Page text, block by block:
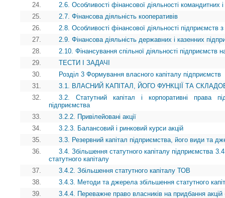
24.
2.6. Особливості фінансової діяльності командитних
25.
2.7. Фінансова діяльність кооперативів
26.
2.8. Особливості фінансової діяльності підприємств
27.
2.9. Фінансова діяльність державних і казенних
28.
2.10. Фінансування спільної діяльності підприємств
29.
ТЕСТИ І ЗАДАЧІ
30.
Розділ 3 Формування власного капіталу підприємств
31.
3.1. ВЛАСНИЙ КАПІТАЛ, ЙОГО ФУНКЦІЇ ТА
32.
3.2. Статутний капітал і корпоративні права
підприємства
33.
3.2.2. Привілейовані акції
34.
3.2.3. Балансовий і ринковий курси акцій
35.
3.3. Резервний капітал підприємства, його види та
36.
3.4. Збільшення статутного капіталу підприємства
статутного капіталу
37.
3.4.2. Збільшення статутного капіталу ТОВ
38.
3.4.3. Методи та джерела збільшення статутного
39.
3.4.4. Переважне право власників на придбання акцій